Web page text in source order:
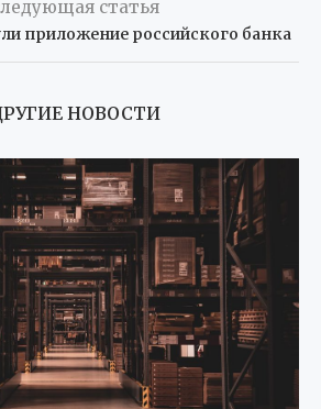
статья
приложение российского банка
НОВОСТИ